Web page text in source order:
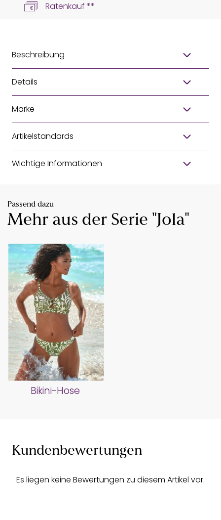
Ratenkauf **
Beschreibung
Details
Marke
Artikelstandards
Wichtige Informationen
Passend dazu
Mehr aus der Serie "Jola"
Bikini-Hose
Kundenbewertungen
Es liegen keine Bewertungen zu diesem Artikel vor.